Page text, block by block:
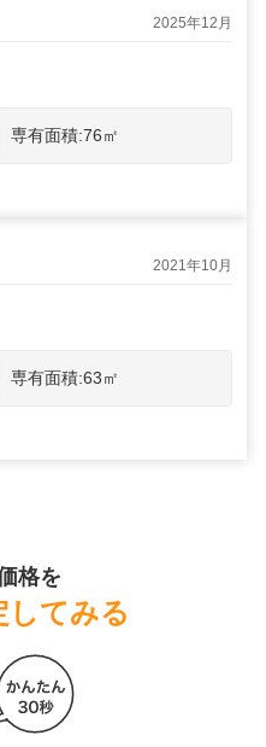
2025年12月
専有面積:76㎡
2021年10月
専有面積:63㎡
格を
してみる